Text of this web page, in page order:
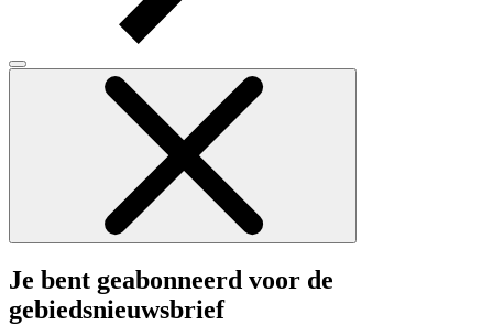
Je bent geabonneerd voor de
gebiedsnieuwsbrief